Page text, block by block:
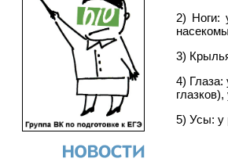
2) Ноги:
3)
4)
5) Усы: у